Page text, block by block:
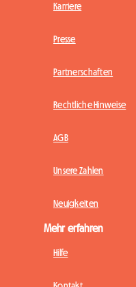
Karriere
Presse
Partnerschaften
Rechtliche Hinweise
AGB
Unsere Zahlen
Neuigkeiten
Mehr erfahren
Hilfe